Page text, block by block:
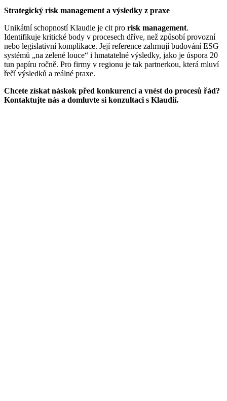
Strategický risk management a výsledky z praxe
Unikátní schopností Klaudie je cit pro risk management.
Identifikuje kritické body v procesech dříve, než způsobí provozní
nebo legislativní komplikace. Její reference zahrnují budování ESG
systémů „na zelené louce“ i hmatatelné výsledky, jako je úspora 20
tun papíru ročně. Pro firmy v regionu je tak partnerkou, která mluví
řečí výsledků a reálné praxe.
Chcete získat náskok před konkurencí a vnést do procesů řád?
Kontaktujte nás a domluvte si konzultaci s Klaudií.